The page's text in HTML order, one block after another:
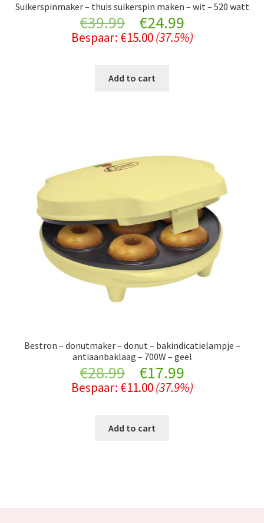
Suikerspinmaker – thuis suikerspin maken – wit – 520 watt
€39.99
Original
price
was:
€24.99Current
price
Bespaar: €15.00 (37.5%)
Add to cart
Bestron – donutmaker – donut – bakindicatielampje –
antiaanbaklaag – 700W – geel
€28.99
Original
price
was:
€17.99Current
price
Bespaar: €11.00 (37.9%)
Add to cart